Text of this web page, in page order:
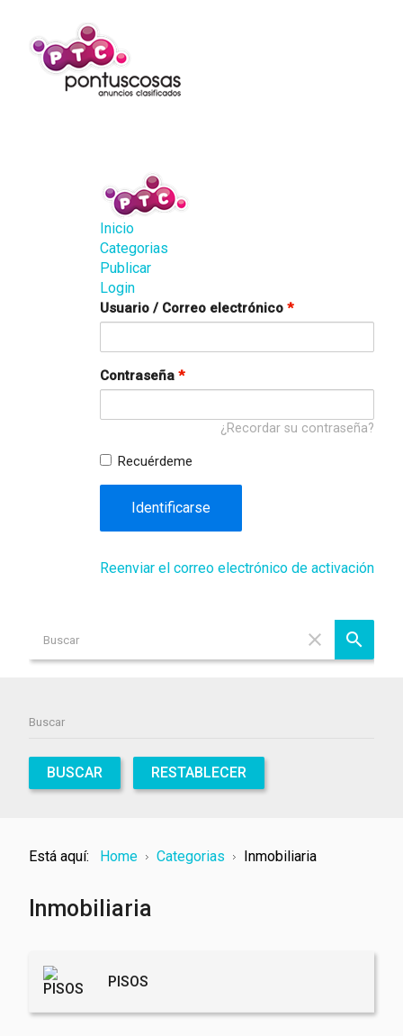
Inicio
Categorias
Publicar
Login
Usuario / Correo electrónico *
Contraseña *
¿Recordar su contraseña?
Recuérdeme
Identificarse
Reenviar el correo electrónico de activación
BUSCAR RESTABLECER
Está aquí: Home Categorias Inmobiliaria
Inmobiliaria
PISOS